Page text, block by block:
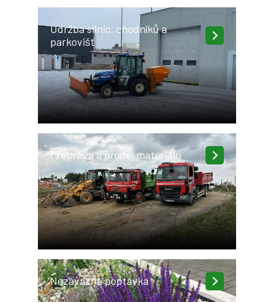
Údržba silnic, chodníků a
parkovišť
Přeprava a prodej materiálu
Nezávazná poptávka